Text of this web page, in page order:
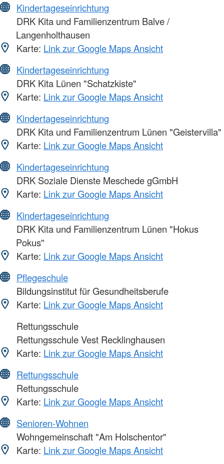
Kindertageseinrichtung
DRK Kita und Familienzentrum Balve /
Langenholthausen
Karte: Link zur Google Maps Ansicht
Kindertageseinrichtung
DRK Kita Lünen "Schatzkiste"
Karte: Link zur Google Maps Ansicht
Kindertageseinrichtung
DRK Kita und Familienzentrum Lünen "Geistervilla"
Karte: Link zur Google Maps Ansicht
Kindertageseinrichtung
DRK Soziale Dienste Meschede gGmbH
Karte: Link zur Google Maps Ansicht
Kindertageseinrichtung
DRK Kita und Familienzentrum Lünen "Hokus
Pokus"
Karte: Link zur Google Maps Ansicht
Pflegeschule
Bildungsinstitut für Gesundheitsberufe
Karte: Link zur Google Maps Ansicht
Rettungsschule
Rettungsschule Vest Recklinghausen
Karte: Link zur Google Maps Ansicht
Rettungsschule
Rettungsschule
Karte: Link zur Google Maps Ansicht
Senioren-Wohnen
Wohngemeinschaft "Am Holschentor"
Karte: Link zur Google Maps Ansicht